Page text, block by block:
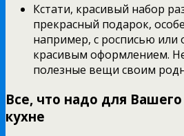
Кстати, красивый набор
прекрасный подарок,
например, с росписью или
красивым оформлением.
полезные вещи своим
Все, что надо для Вашего
кухне